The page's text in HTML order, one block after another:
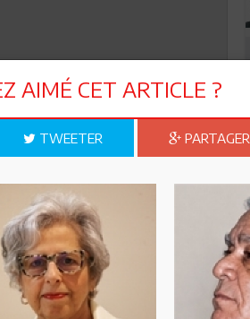
Envoyer
AIMÉ CET ARTICLE ?
TWEETER PARTAGER